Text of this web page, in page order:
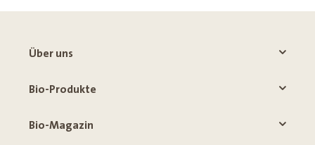
Über uns
Bio-Produkte
Bio-Magazin